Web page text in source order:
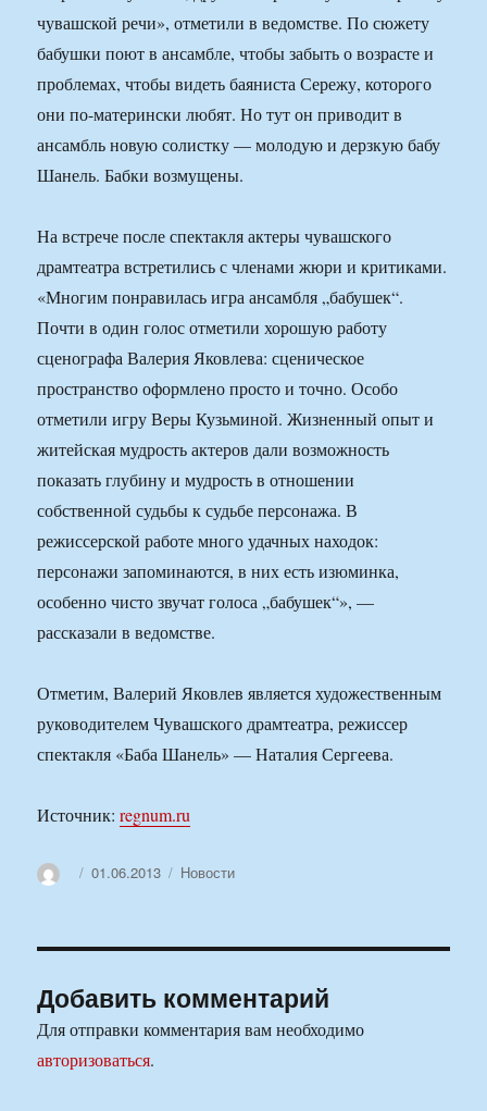
чувашской речи», отметили в ведомстве. По сюжету
бабушки поют в ансамбле, чтобы забыть о возрасте и
проблемах, чтобы видеть баяниста Сережу, которого
они по-матерински любят. Но тут он приводит в
ансамбль новую солистку — молодую и дерзкую бабу
Шанель. Бабки возмущены.
На встрече после спектакля актеры чувашского
драмтеатра встретились с членами жюри и критиками.
«Многим понравилась игра ансамбля „бабушек“.
Почти в один голос отметили хорошую работу
сценографа Валерия Яковлева: сценическое
пространство оформлено просто и точно. Особо
отметили игру Веры Кузьминой. Жизненный опыт и
житейская мудрость актеров дали возможность
показать глубину и мудрость в отношении
собственной судьбы к судьбе персонажа. В
режиссерской работе много удачных находок:
персонажи запоминаются, в них есть изюминка,
особенно чисто звучат голоса „бабушек“», —
рассказали в ведомстве.
Отметим, Валерий Яковлев является художественным
руководителем Чувашского драмтеатра, режиссер
спектакля «Баба Шанель» — Наталия Сергеева.
Источник:regnum.ru
АвторОпубликовано
01.06.2013 Рубрики
Новости
Добавить комментарий
Для отправки комментария вам необходимо
авторизоваться.